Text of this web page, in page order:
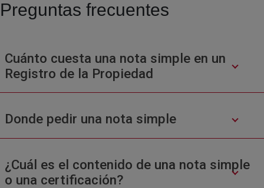
Preguntas frecuentes
Cuánto cuesta una nota simple en un
Registro de la Propiedad
Donde pedir una nota simple
¿Cuál es el contenido de una nota simple
o una certificación?